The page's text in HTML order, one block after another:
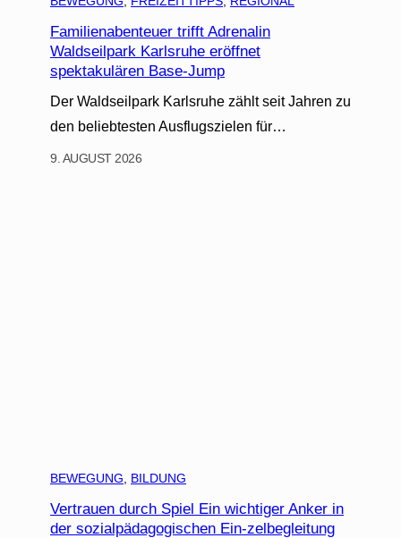
Familienabenteuer trifft Adrenalin
Waldseilpark Karlsruhe eröffnet
spektakulären Base-Jump
Der Waldseilpark Karlsruhe zählt seit Jahren zu
den beliebtesten Ausflugszielen für…
9. AUGUST 2026
BEWEGUNG BILDUNG
Vertrauen durch Spiel Ein wichtiger Anker in
der sozialpädagogischen Ein-zelbegleitung